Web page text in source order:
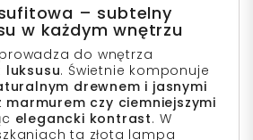
– subtelny
w każdym wnętrzu
do wnętrza
. Świetnie komponuje
drewnem i jasnymi
marmurem czy ciemniejszymi
elegancki kontrast. W
ta złota lampa